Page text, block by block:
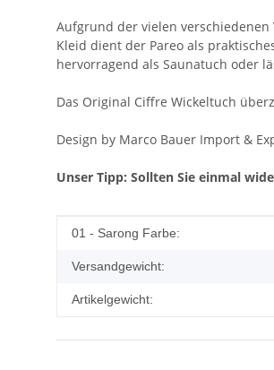
Aufgrund der vielen
Kleid dient der Pareo als
hervorragend als Saunatuch oder
Das Original Ciffre Wickeltuch
Design by Marco Bauer Import &
Unser Tipp: Sollten Sie einmal
Produkteigenschaft
Wert
01 - Sarong Farbe:
Versandgewicht:
Artikelgewicht: